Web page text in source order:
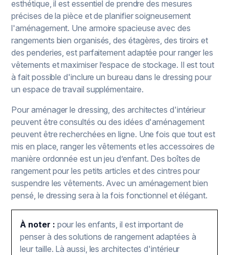
esthétique, il est essentiel de prendre des mesures
précises de la pièce et de planifier soigneusement
l'aménagement. Une armoire spacieuse avec des
rangements bien organisés, des étagères, des tiroirs et
des penderies, est parfaitement adaptée pour ranger les
vêtements et maximiser l’espace de stockage. Il est tout
à fait possible d'inclure un bureau dans le dressing pour
un espace de travail supplémentaire.
Pour aménager le dressing, des architectes d'intérieur
peuvent être consultés ou des idées d'aménagement
peuvent être recherchées en ligne. Une fois que tout est
mis en place, ranger les vêtements et les accessoires de
manière ordonnée est un jeu d’enfant. Des boîtes de
rangement pour les petits articles et des cintres pour
suspendre les vêtements. Avec un aménagement bien
pensé, le dressing sera à la fois fonctionnel et élégant.
À noter : pour les enfants, il est important de
penser à des solutions de rangement adaptées à
leur taille. Là aussi, les architectes d'intérieur